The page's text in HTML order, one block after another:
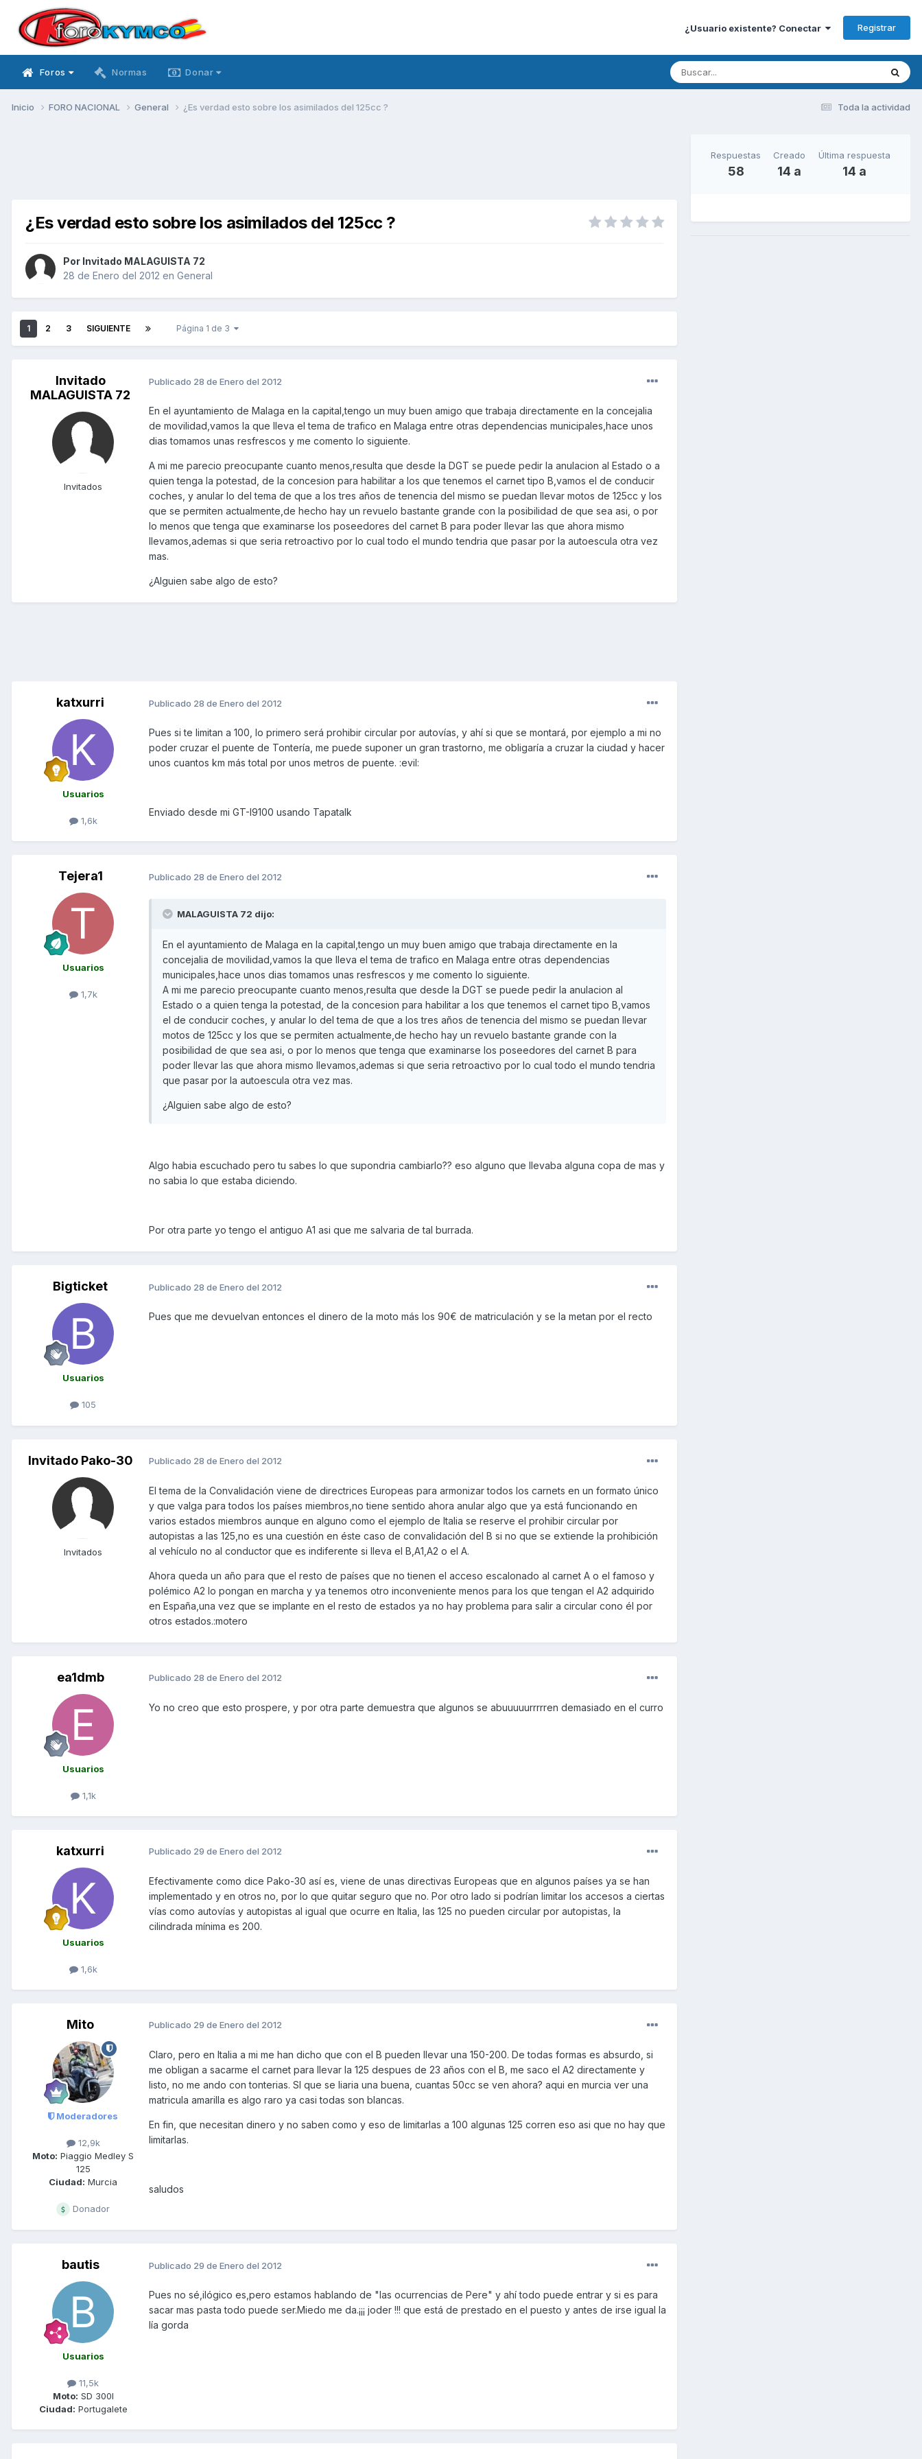
¿Usuario existente? Conectar Registrar
Foros Normas Donar
Toda la actividad
Inicio FORO NACIONAL General ¿Es verdad esto sobre los asimilados del 125cc ?
¿Es verdad esto sobre los asimilados del 125cc ?
Por Invitado MALAGUISTA 72
28 de Enero del 2012 en General
1 2 3 SIGUIENTE Página 1 de 3
Invitado
MALAGUISTA 72
Invitados
Publicado 28 de Enero del 2012
En el ayuntamiento de Malaga en la capital,tengo un muy buen amigo que trabaja directamente en la concejalia
de movilidad,vamos la que lleva el tema de trafico en Malaga entre otras dependencias municipales,hace unos
dias tomamos unas resfrescos y me comento lo siguiente.
A mi me parecio preocupante cuanto menos,resulta que desde la DGT se puede pedir la anulacion al Estado o a
quien tenga la potestad, de la concesion para habilitar a los que tenemos el carnet tipo B,vamos el de conducir
coches, y anular lo del tema de que a los tres años de tenencia del mismo se puedan llevar motos de 125cc y los
que se permiten actualmente,de hecho hay un revuelo bastante grande con la posibilidad de que sea asi, o por
lo menos que tenga que examinarse los poseedores del carnet B para poder llevar las que ahora mismo
llevamos,ademas si que seria retroactivo por lo cual todo el mundo tendria que pasar por la autoescula otra vez
mas.
¿Alguien sabe algo de esto?
katxurri
Usuarios
1,6k
Publicado 28 de Enero del 2012
Pues si te limitan a 100, lo primero será prohibir circular por autovías, y ahí si que se montará, por ejemplo a mi no
poder cruzar el puente de Tontería, me puede suponer un gran trastorno, me obligaría a cruzar la ciudad y hacer
unos cuantos km más total por unos metros de puente. :evil:
Enviado desde mi GT-I9100 usando Tapatalk
Tejera1
Usuarios
1,7k
Publicado 28 de Enero del 2012
MALAGUISTA 72 dijo:
En el ayuntamiento de Malaga en la capital,tengo un muy buen amigo que trabaja directamente en la
concejalia de movilidad,vamos la que lleva el tema de trafico en Malaga entre otras dependencias
municipales,hace unos dias tomamos unas resfrescos y me comento lo siguiente.
A mi me parecio preocupante cuanto menos,resulta que desde la DGT se puede pedir la anulacion al
Estado o a quien tenga la potestad, de la concesion para habilitar a los que tenemos el carnet tipo B,vamos
el de conducir coches, y anular lo del tema de que a los tres años de tenencia del mismo se puedan llevar
motos de 125cc y los que se permiten actualmente,de hecho hay un revuelo bastante grande con la
posibilidad de que sea asi, o por lo menos que tenga que examinarse los poseedores del carnet B para
poder llevar las que ahora mismo llevamos,ademas si que seria retroactivo por lo cual todo el mundo tendria
que pasar por la autoescula otra vez mas.
¿Alguien sabe algo de esto?
Algo habia escuchado pero tu sabes lo que supondria cambiarlo?? eso alguno que llevaba alguna copa de mas y
no sabia lo que estaba diciendo.
Por otra parte yo tengo el antiguo A1 asi que me salvaria de tal burrada.
Bigticket
Usuarios
105
Publicado 28 de Enero del 2012
Pues que me devuelvan entonces el dinero de la moto más los 90€ de matriculación y se la metan por el recto
Invitado Pako-30
Invitados
Publicado 28 de Enero del 2012
El tema de la Convalidación viene de directrices Europeas para armonizar todos los carnets en un formato único
y que valga para todos los países miembros,no tiene sentido ahora anular algo que ya está funcionando en
varios estados miembros aunque en alguno como el ejemplo de Italia se reserve el prohibir circular por
autopistas a las 125,no es una cuestión en éste caso de convalidación del B si no que se extiende la prohibición
al vehículo no al conductor que es indiferente si lleva el B,A1,A2 o el A.
Ahora queda un año para que el resto de países que no tienen el acceso escalonado al carnet A o el famoso y
polémico A2 lo pongan en marcha y ya tenemos otro inconveniente menos para los que tengan el A2 adquirido
en España,una vez que se implante en el resto de estados ya no hay problema para salir a circular cono él por
otros estados.:motero
ea1dmb
Usuarios
1,1k
Publicado 28 de Enero del 2012
Yo no creo que esto prospere, y por otra parte demuestra que algunos se abuuuuurrrrren demasiado en el curro
katxurri
Usuarios
1,6k
Publicado 29 de Enero del 2012
Efectivamente como dice Pako-30 así es, viene de unas directivas Europeas que en algunos países ya se han
implementado y en otros no, por lo que quitar seguro que no. Por otro lado si podrían limitar los accesos a ciertas
vías como autovías y autopistas al igual que ocurre en Italia, las 125 no pueden circular por autopistas, la
cilindrada mínima es 200.
Mito
Moderadores
12,9k
Moto: Piaggio Medley S
125
Ciudad: Murcia
Donador
Publicado 29 de Enero del 2012
Claro, pero en Italia a mi me han dicho que con el B pueden llevar una 150-200. De todas formas es absurdo, si
me obligan a sacarme el carnet para llevar la 125 despues de 23 años con el B, me saco el A2 directamente y
listo, no me ando con tonterias. SI que se liaria una buena, cuantas 50cc se ven ahora? aqui en murcia ver una
matricula amarilla es algo raro ya casi todas son blancas.
En fin, que necesitan dinero y no saben como y eso de limitarlas a 100 algunas 125 corren eso asi que no hay que
limitarlas.
saludos
bautis
Usuarios
11,5k
Moto: SD 300I
Ciudad: Portugalete
Publicado 29 de Enero del 2012
Pues no sé,ilógico es,pero estamos hablando de "las ocurrencias de Pere" y ahí todo puede entrar y si es para
sacar mas pasta todo puede ser.Miedo me da.¡¡¡ joder !!! que está de prestado en el puesto y antes de irse igual la
lía gorda
Respuestas
58
Creado
14 a
Última respuesta
14 a